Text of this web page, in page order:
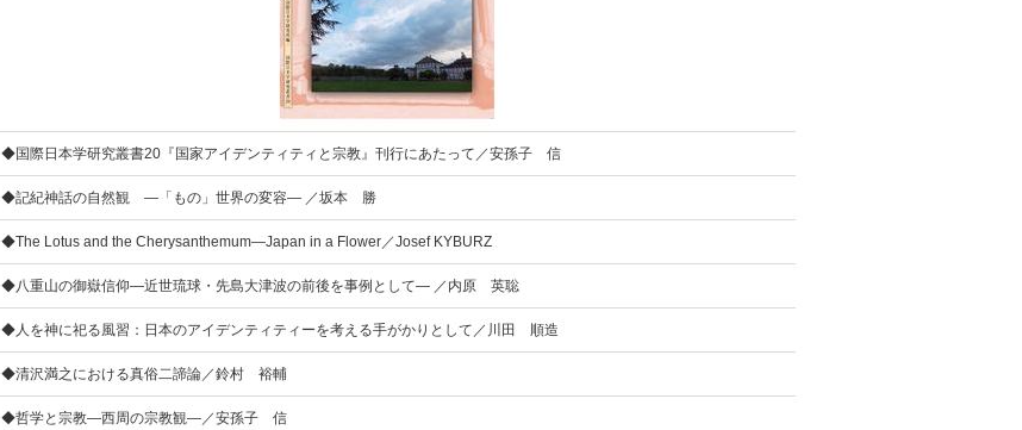
◆国際日本学研究叢書20『国家アイデンティティと宗教』刊行にあたって／安孫子 信
◆記紀神話の自然観 —「もの」世界の変容— ／坂本 勝
◆The Lotus and the Cherysanthemum—Japan in a Flower／Josef KYBURZ
◆八重山の御嶽信仰—近世琉球・先島大津波の前後を事例として— ／内原 英聡
◆人を神に祀る風習：日本のアイデンティティーを考える手がかりとして／川田 順造
◆清沢満之における真俗二諦論／鈴村 裕輔
◆哲学と宗教—西周の宗教観―／安孫子 信